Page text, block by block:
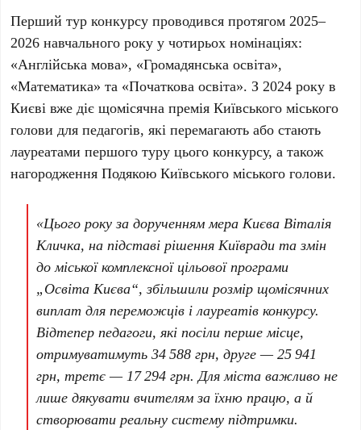
Перший тур конкурсу проводився протягом2025–
2026 навчального року учотирьох номінаціях:
«Англійська мова», «Громадянська освіта»,
«Математика» та «Початкова освіта». З2024 року в
Києві вже діє щомісячна премія Київського міського
голови для педагогів, які перемагають або стають
лауреатами першого туру цього конкурсу, а також
нагородження Подякою Київського міського голови.
«Цього року за дорученням мера КиєваВіталія
Кличка, на підставі рішення Київради та змін
до міської комплексної цільової програми
„Освіта Києва“, збільшили розмір щомісячних
виплат для переможців і лауреатів конкурсу.
Відтепер педагоги, які посілиперше місце,
отримуватимуть34 588 грн,друге—25 941
грн,третє—17 294 грн. Для міста важливо не
лише дякувати вчителям за їхню працю, а й
створювати реальну систему підтримки.